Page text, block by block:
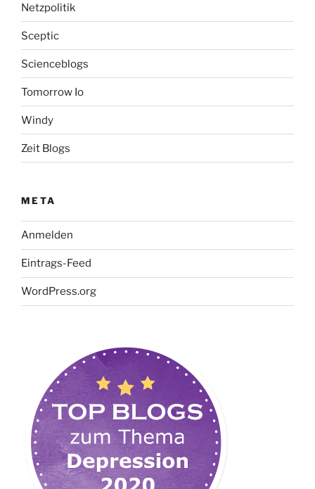
Netzpolitik
Sceptic
Scienceblogs
Tomorrow Io
Windy
Zeit Blogs
META
Anmelden
Eintrags-Feed
WordPress.org